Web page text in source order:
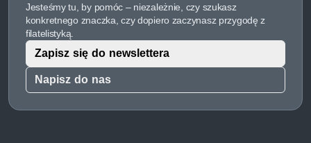
Jesteśmy tu, by pomóc – niezależnie, czy szukasz
konkretnego znaczka, czy dopiero zaczynasz przygodę z
filatelistyką.
Napisz do nas
Zapisz się do newslettera